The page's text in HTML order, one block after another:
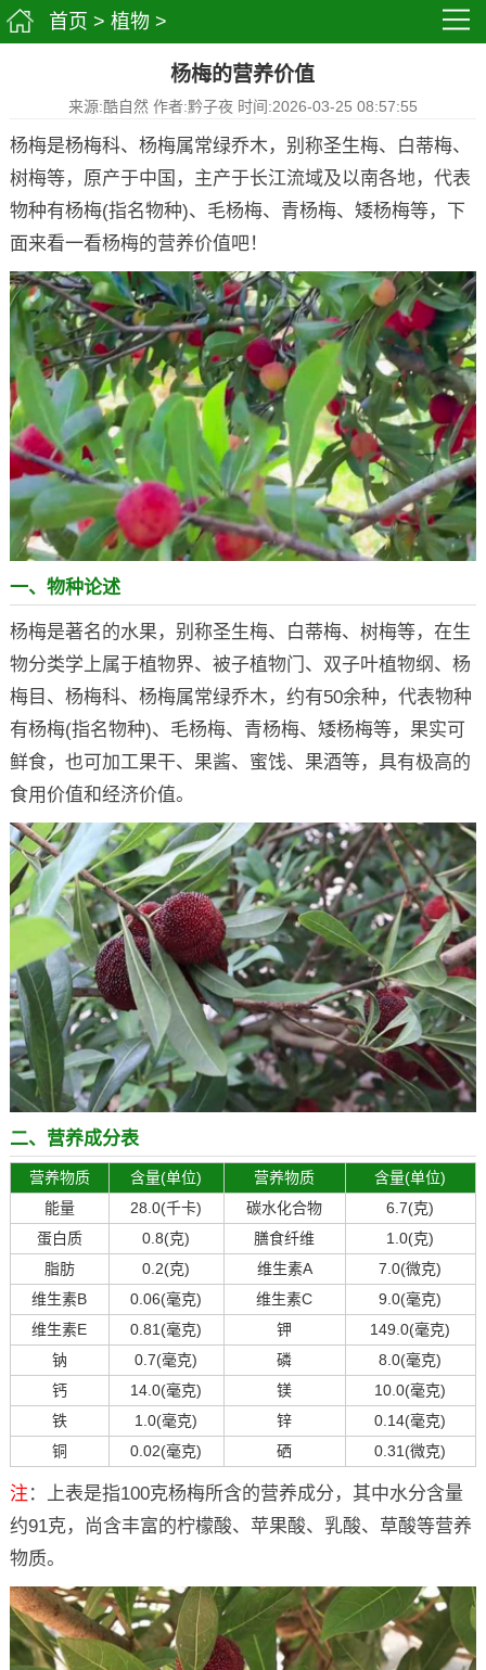
首页 > 植物 >
杨梅的营养价值
来源:酷自然 作者:黔子夜 时间:2026-03-25 08:57:55
杨梅是杨梅科、杨梅属常绿乔木，别称圣生梅、白蒂梅、
树梅等，原产于中国，主产于长江流域及以南各地，代表
物种有杨梅(指名物种)、毛杨梅、青杨梅、矮杨梅等，下
面来看一看杨梅的营养价值吧！
一、物种论述
杨梅是著名的水果，别称圣生梅、白蒂梅、树梅等，在生
物分类学上属于植物界、被子植物门、双子叶植物纲、杨
梅目、杨梅科、杨梅属常绿乔木，约有50余种，代表物种
有杨梅(指名物种)、毛杨梅、青杨梅、矮杨梅等，果实可
鲜食，也可加工果干、果酱、蜜饯、果酒等，具有极高的
食用价值和经济价值。
二、营养成分表
营养物质 含量(单位) 营养物质
含量(单位)
能量
28.0(千卡) 碳水化合物
6.7(克)
蛋白质
0.8(克) 膳食纤维
1.0(克)
脂肪
0.2(克) 维生素A
7.0(微克)
维生素B
0.06(毫克) 维生素C
9.0(毫克)
维生素E
0.81(毫克) 钾
149.0(毫克)
钠
0.7(毫克) 磷
8.0(毫克)
钙
14.0(毫克) 镁
10.0(毫克)
铁
1.0(毫克) 锌
0.14(毫克)
铜
0.02(毫克) 硒 0.31(微克)
注 ：上表是指100克杨梅所含的营养成分，其中水分含量
约91克，尚含丰富的柠檬酸、苹果酸、乳酸、草酸等营养
物质。